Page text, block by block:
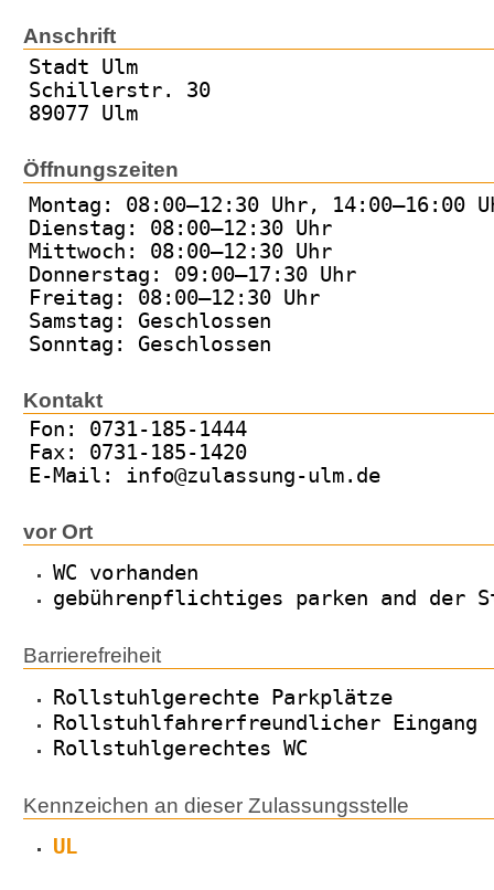
Anschrift
Stadt Ulm
Schillerstr. 30
89077 Ulm
Öffnungszeiten
Montag: 08:00–12:30 Uhr, 14:00–16:00
Dienstag: 08:00–12:30 Uhr
Mittwoch: 08:00–12:30 Uhr
Donnerstag: 09:00–17:30 Uhr
Freitag: 08:00–12:30 Uhr
Samstag: Geschlossen
Sonntag: Geschlossen
Kontakt
Fon: 0731-185-1444
Fax: 0731-185-1420
E-Mail: info@zulassung-ulm.de
vor Ort
WC vorhanden
gebührenpflichtiges parken and der
Barrierefreiheit
Rollstuhlgerechte Parkplätze
Rollstuhlfahrerfreundlicher Eingang
Rollstuhlgerechtes WC
Kennzeichen an dieser Zulassungsstelle
UL